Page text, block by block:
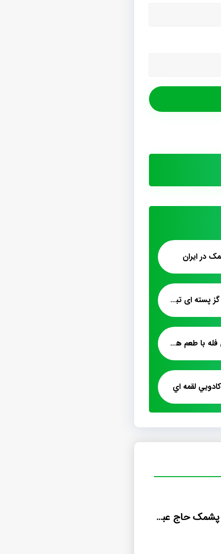
در ايران
فروش عمده پشمک گز پسته ای تبریز کیلویی
فروش پشمک شیری فله با طعم هل شلاله
لقمه اي
مشاوره فروش پشمک حاج عبدالله